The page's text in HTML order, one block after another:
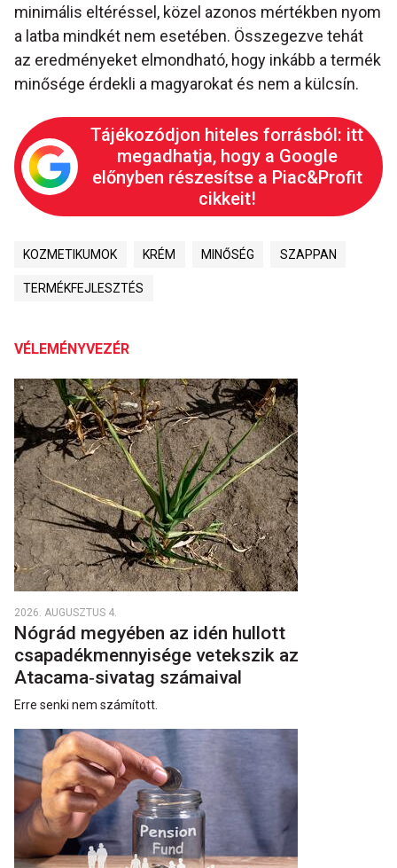
minimális eltéréssel, közel azonos mértékben nyom
a latba mindkét nem esetében. Összegezve tehát
az eredményeket elmondható, hogy inkább a termék
minősége érdekli a magyarokat és nem a külcsín.
Tájékozódjon hiteles forrásból: itt
megadhatja, hogy a Google
előnyben részesítse a Piac&Profit
cikkeit!
KOZMETIKUMOK KRÉM MINŐSÉG SZAPPAN
TERMÉKFEJLESZTÉS
VÉLEMÉNYVEZÉR
2026. AUGUSZTUS 4.
Nógrád megyében az idén hullott
csapadékmennyisége vetekszik az
Atacama‑sivatag számaival
Erre senki nem számított.